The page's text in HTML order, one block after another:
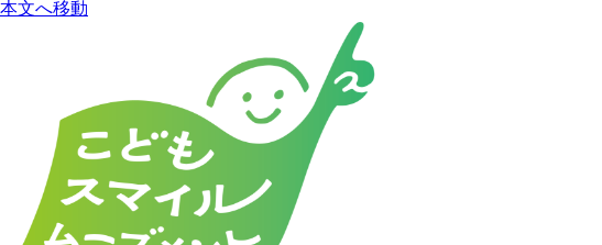
本文へ移動